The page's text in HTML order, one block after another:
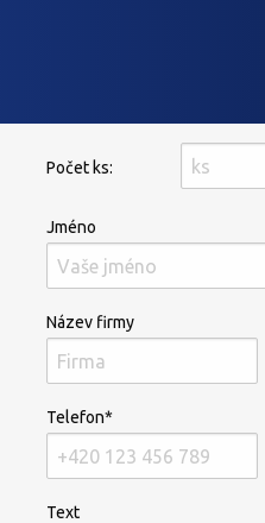
Počet ks:
Jméno
Název firmy
Telefon*
Text